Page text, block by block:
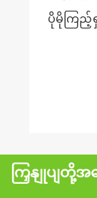
ကုန်ကျ
နည်း။
ပိုမိုကြည့်ရှု
ကြှနျုပျတို့အ